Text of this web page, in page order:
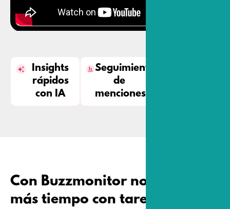
Insights
rápidos
con IA
Seguimiento
de
menciones
Con Buzzmonitor no perderás
más tiempo con tareas